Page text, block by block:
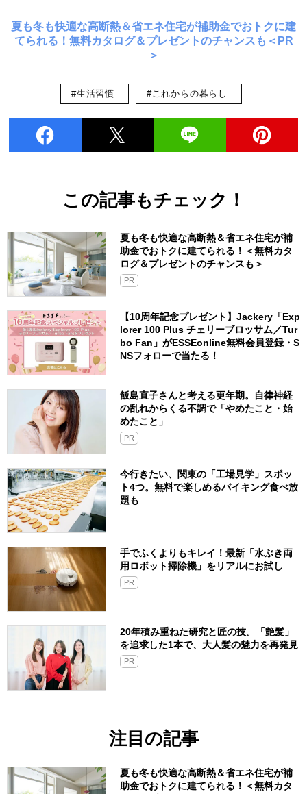
夏も冬も快適な高断熱＆省エネ住宅が補助金でおトクに建
てられる！無料カタログ＆プレゼントのチャンスも＜PR
＞
#生活習慣 #これからの暮らし
この記事もチェック！
夏も冬も快適な高断熱＆省エネ住宅が補
助金でおトクに建てられる！＜無料カタ
ログ＆プレゼントのチャンスも＞
PR
【10周年記念プレゼント】Jackery「Exp
lorer 100 Plus チェリーブロッサム／Tur
bo Fan」がESSEonline無料会員登録・S
NSフォローで当たる！
飯島直子さんと考える更年期。自律神経
の乱れからくる不調で「やめたこと・始
めたこと」
PR
今行きたい、関東の「工場見学」スポッ
ト4つ。無料で楽しめるバイキング食べ放
題も
手でふくよりもキレイ！最新「水ぶき両
用ロボット掃除機」をリアルにお試し
PR
20年積み重ねた研究と匠の技。「艶髪」
を追求した1本で、大人髪の魅力を再発見
PR
注目の記事
夏も冬も快適な高断熱＆省エネ住宅が補
助金でおトクに建てられる！＜無料カタ